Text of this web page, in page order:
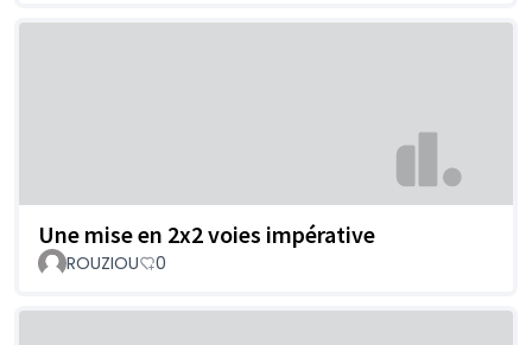
Une mise en 2x2 voies impérative
ROUZIOU 0